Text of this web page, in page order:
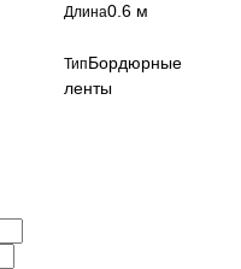
Длина0.6 м
ТипБордюрные
ленты